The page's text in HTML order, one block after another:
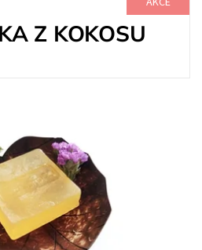
Z KOKOSU